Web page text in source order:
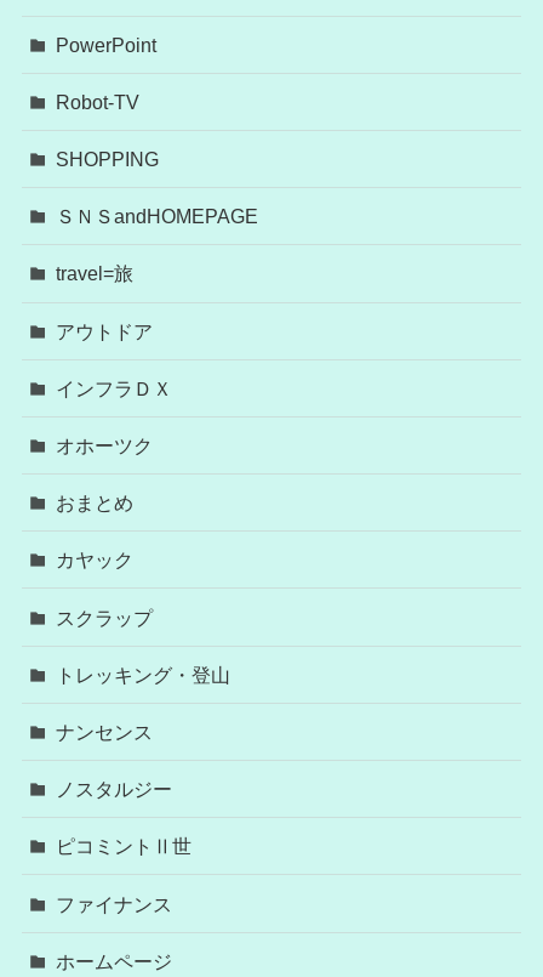
PowerPoint
Robot-TV
SHOPPING
ＳＮＳandHOMEPAGE
travel=旅
アウトドア
インフラＤＸ
オホーツク
おまとめ
カヤック
スクラップ
トレッキング・登山
ナンセンス
ノスタルジー
ピコミントⅡ世
ファイナンス
ホームページ